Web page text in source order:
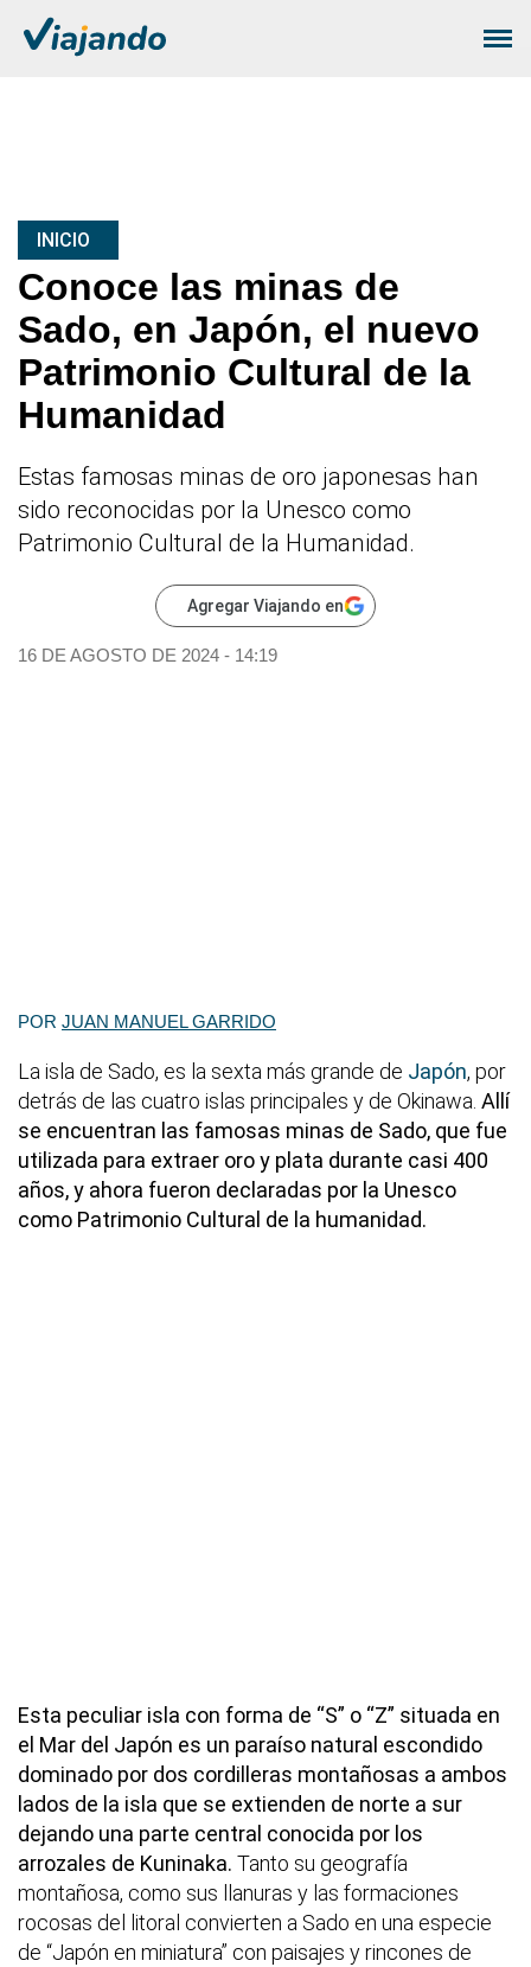
INICIO
Conoce las minas de
Sado, en Japón, el nuevo
Patrimonio Cultural de la
Humanidad
Estas famosas minas de oro japonesas han
sido reconocidas por la Unesco como
Patrimonio Cultural de la Humanidad.
Agregar Viajando en
16 DE AGOSTO DE 2024 - 14:19
POR JUAN MANUEL GARRIDO
La isla de Sado, es la sexta más grande de Japón, por
detrás de las cuatro islas principales y de Okinawa. Allí
se encuentran las famosas minas de Sado, que fue
utilizada para extraer oro y plata durante casi 400
años, y ahora fueron declaradas por la Unesco
como Patrimonio Cultural de la humanidad.
Esta peculiar isla con forma de “S” o “Z” situada en
el Mar del Japón es un paraíso natural escondido
dominado por dos cordilleras montañosas a ambos
lados de la isla que se extienden de norte a sur
dejando una parte central conocida por los
arrozales de Kuninaka. Tanto su geografía
montañosa, como sus llanuras y las formaciones
rocosas del litoral convierten a Sado en una especie
de “Japón en miniatura” con paisajes y rincones de